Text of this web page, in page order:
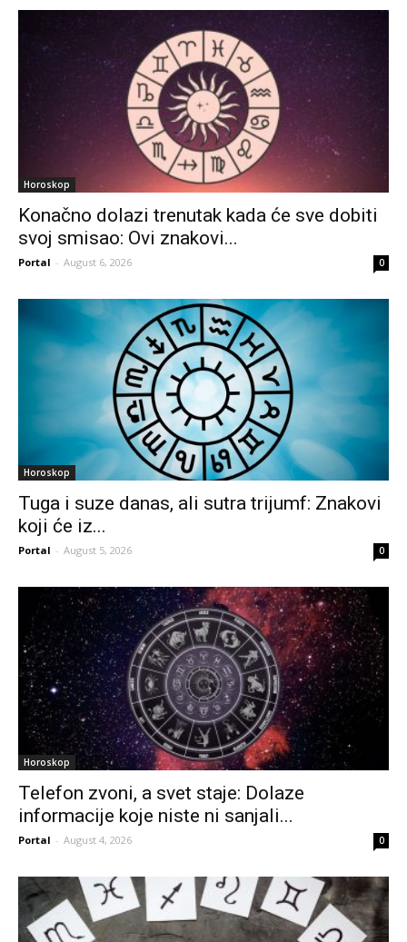
Horoskop
Konačno dolazi trenutak kada će sve dobiti
svoj smisao: Ovi znakovi...
Portal - August 6, 2026 0
Horoskop
Tuga i suze danas, ali sutra trijumf: Znakovi
koji će iz...
Portal - August 5, 2026 0
Horoskop
Telefon zvoni, a svet staje: Dolaze
informacije koje niste ni sanjali...
Portal - August 4, 2026 0